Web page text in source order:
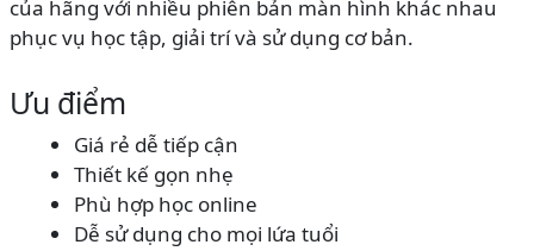
của hãng với nhiều phiên bản màn hình khác nhau
phục vụ học tập, giải trí và sử dụng cơ bản.
Ưu điểm
Giá rẻ dễ tiếp cận
Thiết kế gọn nhẹ
Phù hợp học online
Dễ sử dụng cho mọi lứa tuổi